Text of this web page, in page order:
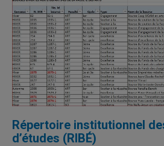
Répertoire institutionnel
d’études (RIBÉ)